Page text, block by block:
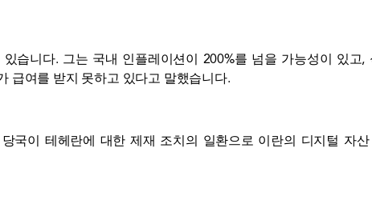
습니다. 그는 국내 인플레이션이 200%를 넘을 가능성이 있고,
급여를 받지 못하고 있다고 말했습니다.
국이 테헤란에 대한 제재 조치의 일환으로 이란의 디지털 자